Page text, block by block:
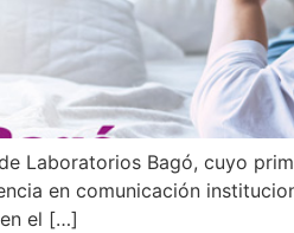
Laboratorios Bagó, cuyo
en comunicación
el […]